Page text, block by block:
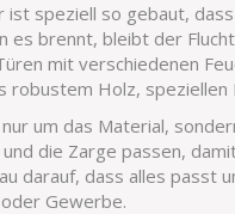
ist speziell so gebaut,
es brennt, bleibt der
mit verschiedenen
robustem Holz,
um das Material,
die Zarge passen,
darauf, dass alles passt
Gewerbe.